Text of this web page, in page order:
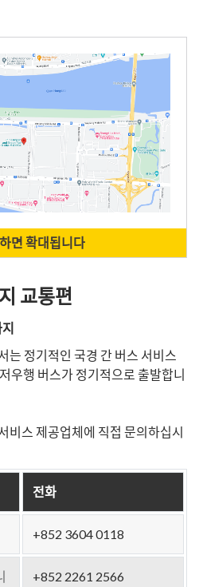
면 확대됩니다
교통편
는 정기적인 국경 간 버스 서비스
우행 버스가 정기적으로 출발합니
비스 제공업체에 직접 문의하십시
전화
+852 3604 0118
+852 2261 2566